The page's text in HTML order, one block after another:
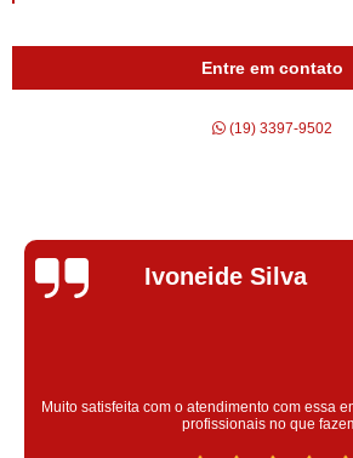
Entre em contato
(19) 3397-9502
Silvana Alves
Super satisfeita com o serviço prestado,
colaoradores educado e transparente,
Claudinei excelente